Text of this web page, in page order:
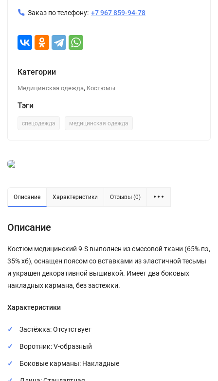
Заказ по телефону: +7 967 859-94-78
Категории
Медицинская одежда, Костюмы
Тэги
спецодежда медицинская одежда
Описание Характеристики Отзывы (0)
Описание
Костюм медицинский 9-S выполнен из смесовой ткани (65% пэ,
35% хб), оснащен поясом со вставками из эластичной тесьмы
и украшен декоративной вышивкой. Имеет два боковых
накладных кармана, без застежки.
Характеристики
Застёжка: Отсутствует
Воротник: V-образный
Боковые карманы: Накладные